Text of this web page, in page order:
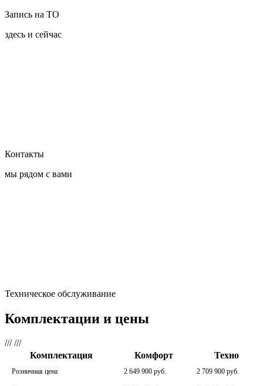
Запись на ТО
здесь и сейчас
Контакты
мы рядом с вами
Техническое обслуживание
Комплектации и цены
/// ///
Комплектация
Комфорт Техно
Розничная цена 2 649 900 руб. 2 709 900 руб.